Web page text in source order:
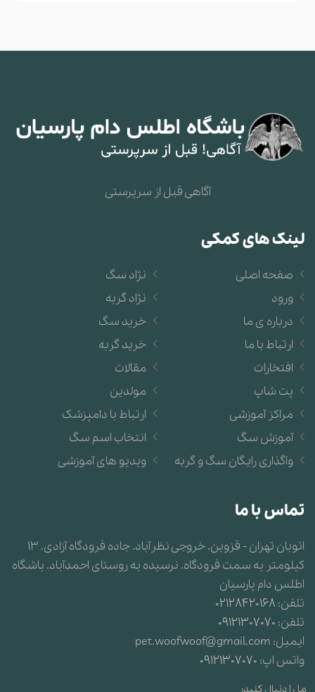
آگاهی قبل از سرپرستی
لینک های کمکی
نژاد سگ
نژاد گربه
خرید سگ
خرید گربه
مقالات
مولدین
ارتباط با دامپزشک
انتخاب اسم سگ
ویدیو های آموزشی
صفحه اصلی
ورود
درباره ی ما
ارتباط با ما
افتخارات
پت شاپ
مراکز آموزشی
آموزش سگ
واگذاری رایگان سگ و گربه
تماس با ما
اتوبان تهران - قزوین. خروجی نظرآباد. جاده فرودگاه آزادی. 13
کیلومتر به سمت فرودگاه. نرسیده به روستای احمدآباد. باشگاه
اطلس دام پارسیان
تلفن:02128420168
تلفن: 09121307070
ایمیل: pet.woofwoof@gmail.com
واتس اپ: 09121307070